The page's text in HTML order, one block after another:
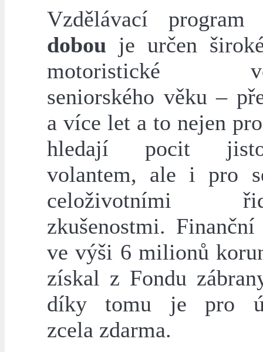
Vzdělávací
dobou je určen
motoristické
seniorského věku –
a více let a to nejen
hledají pocit
volantem, ale i pro
celoživotními
zkušenostmi. Finanční
ve výši 6 milionů
získal z Fondu
díky tomu je pro
zcela zdarma.